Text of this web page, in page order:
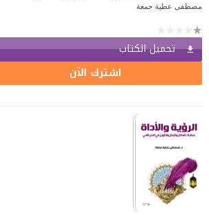
مصطفى عطية جمعة
تحميل الكتاب
اشترك الآن